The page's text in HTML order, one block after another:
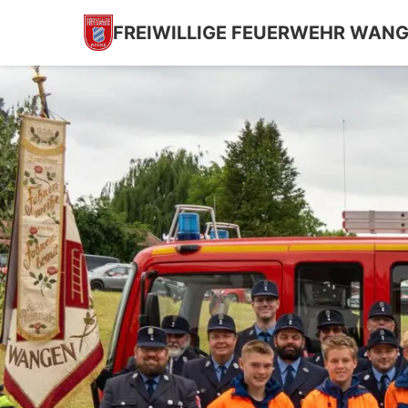
FREIWILLIGE FEUERWEHR